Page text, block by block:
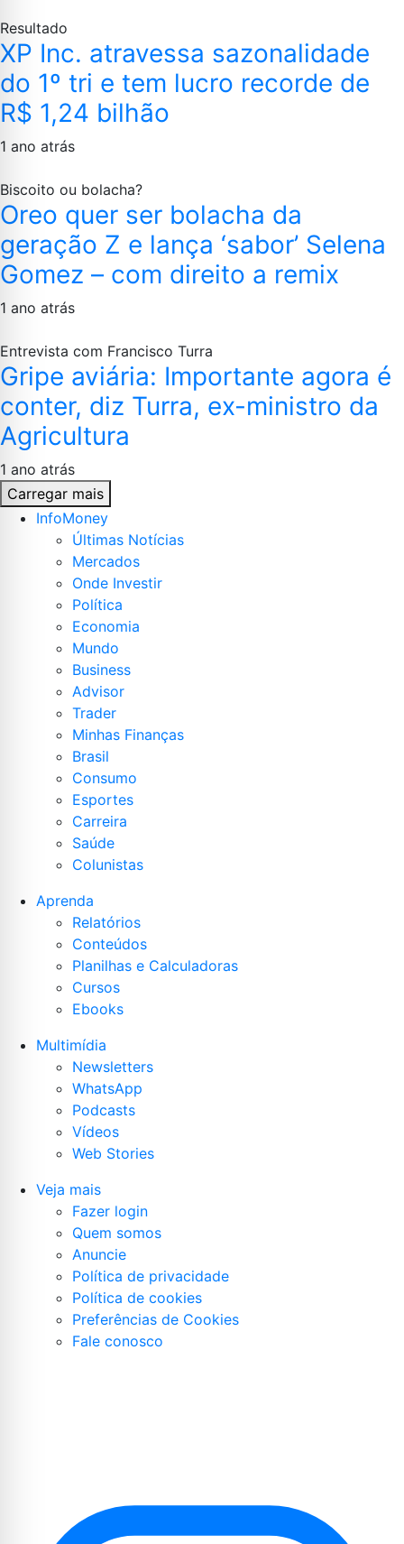
Resultado
XP Inc. atravessa sazonalidade
do 1º tri e tem lucro recorde de
R$ 1,24 bilhão
1 ano atrás
Biscoito ou bolacha?
Oreo quer ser bolacha da
geração Z e lança ‘sabor’ Selena
Gomez – com direito a remix
1 ano atrás
Entrevista com Francisco Turra
Gripe aviária: Importante agora é
conter, diz Turra, ex-ministro da
Agricultura
1 ano atrás
Carregar mais
InfoMoney
Últimas Notícias
Mercados
Onde Investir
Política
Economia
Mundo
Business
Advisor
Trader
Minhas Finanças
Brasil
Consumo
Esportes
Carreira
Saúde
Colunistas
Aprenda
Relatórios
Conteúdos
Planilhas e Calculadoras
Cursos
Ebooks
Multimídia
Newsletters
WhatsApp
Podcasts
Vídeos
Web Stories
Veja mais
Fazer login
Quem somos
Anuncie
Política de privacidade
Política de cookies
Preferências de Cookies
Fale conosco